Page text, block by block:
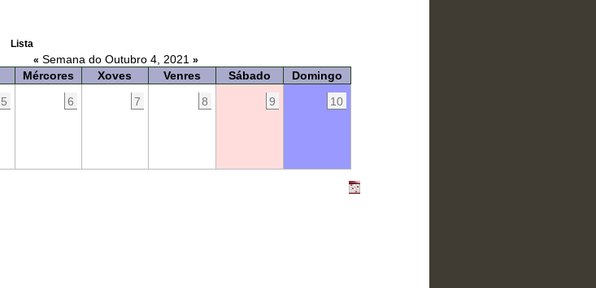
Lista
« Semana do Outubro 4, 2021 »
Mércores Xoves Venres Sábado
Domingo
5 6 7 8 9 10